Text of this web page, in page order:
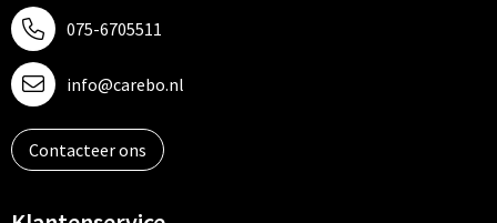
075-6705511
info@carebo.nl
Contacteer ons